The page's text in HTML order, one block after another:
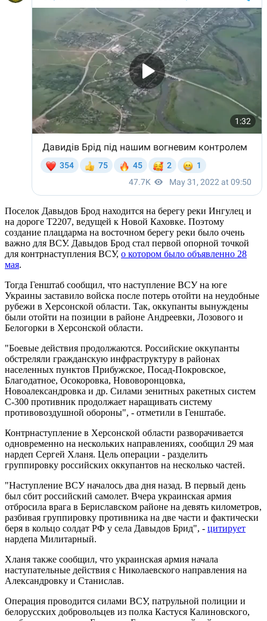
Поселок Давыдов Брод находится на берегу реки Ингулец и
на дороге Т2207, ведущей к Новой Каховке. Поэтому
создание плацдарма на восточном берегу реки было очень
важно для ВСУ. Давыдов Брод стал первой опорной точкой
для контрнаступления ВСУ, о котором было объявленно 28
мая.
Тогда Генштаб сообщил, что наступление ВСУ на юге
Украины заставило войска после потерь отойти на неудобные
рубежи в Херсонской области. Так, оккупанты вынуждены
были отойти на позиции в районе Андреевки, Лозового и
Белогорки в Херсонской области.
"Боевые действия продолжаются. Российские оккупанты
обстреляли гражданскую инфраструктуру в районах
населенных пунктов Прибужское, Посад-Покровское,
Благодатное, Осокоровка, Нововоронцовка,
Новоалександровка и др. Силами зенитных ракетных систем
С-300 противник продолжает наращивать систему
противовоздушной обороны", - отметили в Генштабе.
Контрнаступление в Херсонской области разворачивается
одновременно на нескольких направлениях, сообщил 29 мая
нардеп Сергей Хланя. Цель операции - разделить
группировку российских оккупантов на несколько частей.
"Наступление ВСУ началось два дня назад. В первый день
был сбит российский самолет. Вчера украинская армия
отбросила врага в Бериславском районе на девять километров,
разбивая группировку противника на две части и фактически
беря в кольцо солдат РФ у села Давыдов Брид", - цитирует
нардепа Милитарный.
Хланя также сообщил, что украинская армия начала
наступательные действия с Николаевского направления на
Александровку и Станислав.
Операция проводится силами ВСУ, патрульной полиции и
белорусских добровольцев из полка Кастуся Калиновского,